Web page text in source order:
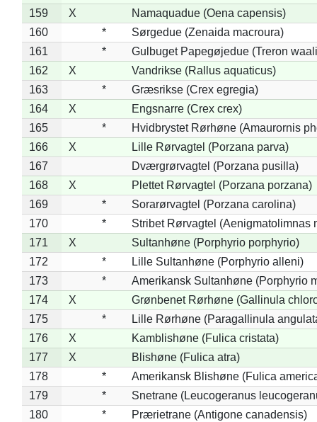
159
X
Namaquadue (Oena capensis)
160
*
Sørgedue (Zenaida macroura)
161
*
Gulbuget Papegøjedue (Treron
162
X
Vandrikse (Rallus aquaticus)
163
*
Græsrikse (Crex egregia)
164
X
Engsnarre (Crex crex)
165
*
Hvidbrystet Rørhøne (Amaurornis
166
X
Lille Rørvagtel (Porzana parva)
167
Dværgrørvagtel (Porzana pusilla)
168
X
Plettet Rørvagtel (Porzana porzana)
169
*
Sorarørvagtel (Porzana carolina)
170
*
Stribet Rørvagtel (Aenigmatolimnas
171
X
Sultanhøne (Porphyrio porphyrio)
172
*
Lille Sultanhøne (Porphyrio alleni)
173
*
Amerikansk Sultanhøne (Porphyrio
174
X
Grønbenet Rørhøne (Gallinula
175
*
Lille Rørhøne (Paragallinula
176
X
Kamblishøne (Fulica cristata)
177
X
Blishøne (Fulica atra)
178
*
Amerikansk Blishøne (Fulica
179
*
Snetrane (Leucogeranus
180
*
Prærietrane (Antigone canadensis)